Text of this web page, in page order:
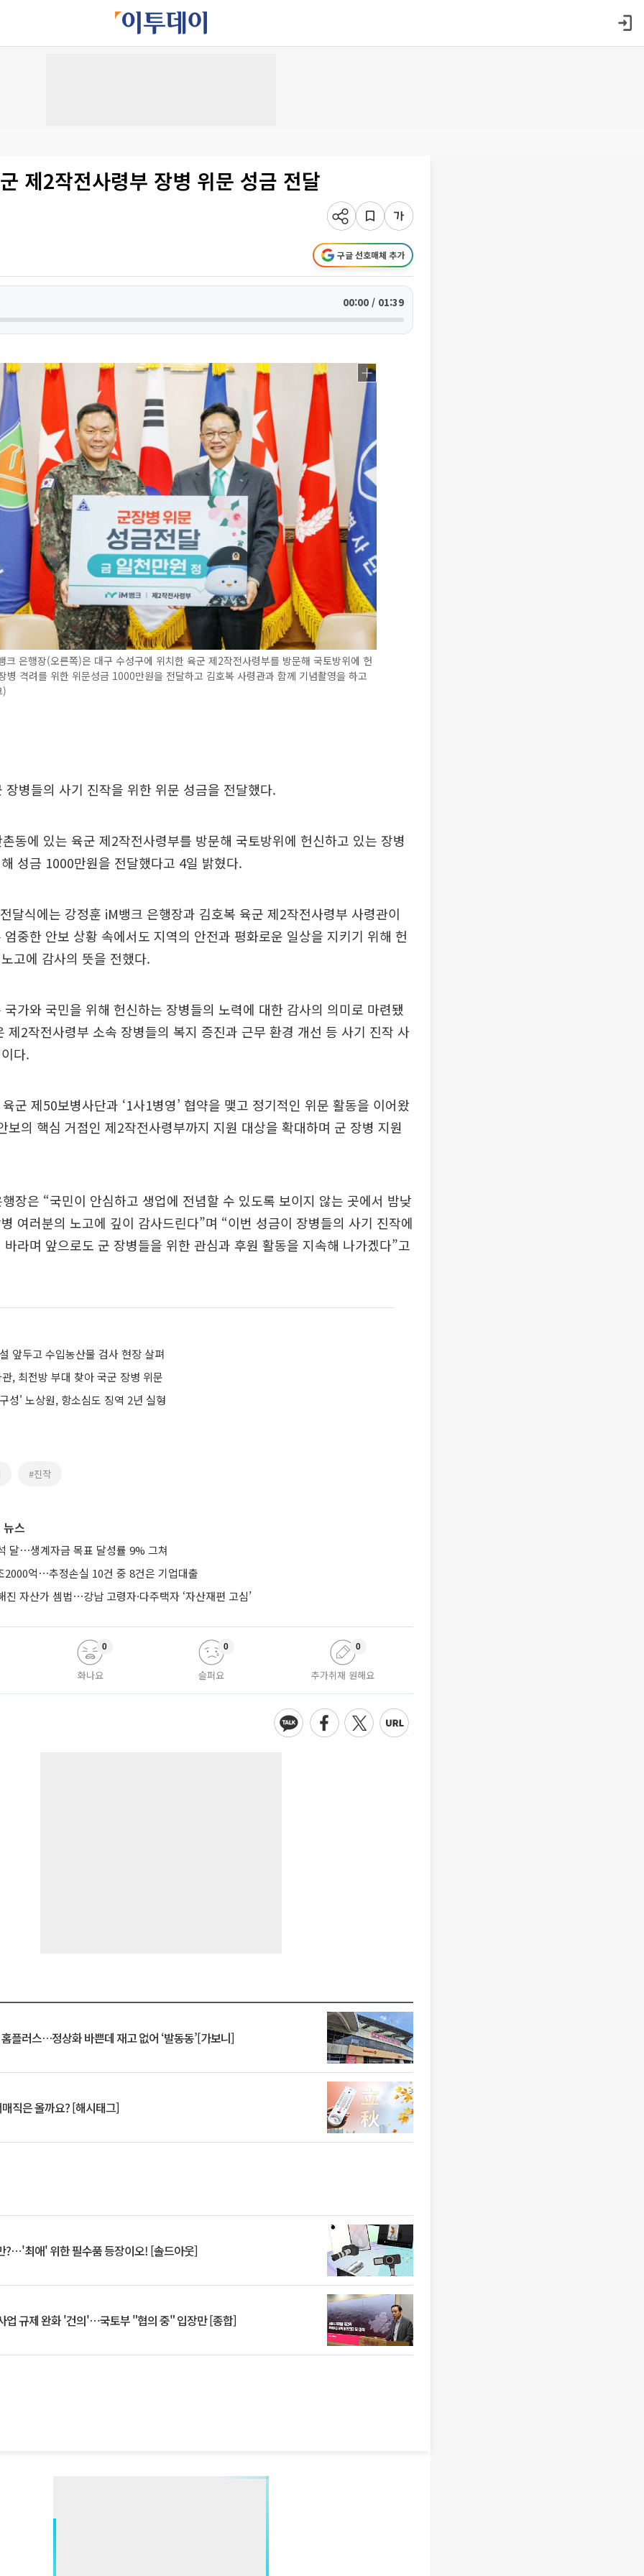
제2작전사령부 장병 위문 성금 전달
구글 선호매체 추가
00:00 / 01:39
은행장(오른쪽)은 대구 수성구에 위치한 육군 제2작전사령부를 방문해 국토방위에 헌
병 격려를 위한 위문성금 1000만원을 전달하고 김호복 사령관과 함께 기념촬영을 하고
)
장병들의 사기 진작을 위한 위문 성금을 전달했다.
동에 있는 육군 제2작전사령부를 방문해 국토방위에 헌신하고 있는 장병
성금 1000만원을 전달했다고 4일 밝혔다.
달식에는 강정훈 iM뱅크 은행장과 김호복 육군 제2작전사령부 사령관이
중한 안보 상황 속에서도 지역의 안전과 평화로운 일상을 지키기 위해 헌
고에 감사의 뜻을 전했다.
가와 국민을 위해 헌신하는 장병들의 노력에 대한 감사의 의미로 마련됐
제2작전사령부 소속 장병들의 복지 증진과 근무 환경 개선 등 사기 진작 사
다.
군 제50보병사단과 ‘1사1병영’ 협약을 맺고 정기적인 위문 활동을 이어왔
보의 핵심 거점인 제2작전사령부까지 지원 대상을 확대하며 군 장병 지원
장은 “국민이 안심하고 생업에 전념할 수 있도록 보이지 않는 곳에서 밤낮
여러분의 노고에 깊이 감사드린다”며 “이번 성금이 장병들의 사기 진작에
라며 앞으로도 군 장병들을 위한 관심과 후원 활동을 지속해 나가겠다”고
앞두고 수입농산물 검사 현장 살펴
, 최전방 부대 찾아 국군 장병 위문
성' 노상원, 항소심도 징역 2년 실형
#진작
스
달⋯생계자금 목표 달성률 9% 그쳐
2000억⋯추정손실 10건 중 8건은 기업대출
진 자산가 셈법⋯강남 고령자·다주택자 ‘자산재편 고심’
화나요
0
슬퍼요
0
추가취재 원해요
0
플러스…정상화 바쁜데 재고 없어 ‘발동동’[가보니]
직은 올까요? [해시태그]
?⋯'최애' 위한 필수품 등장이오! [솔드아웃]
업 규제 완화 '건의'⋯국토부 "협의 중" 입장만 [종합]